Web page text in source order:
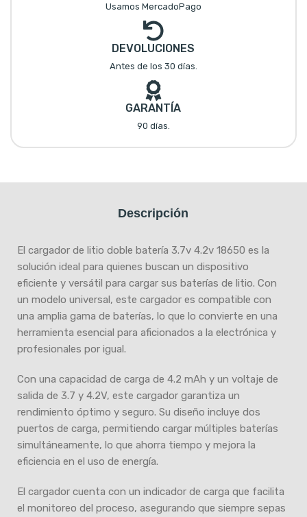
Usamos MercadoPago
DEVOLUCIONES
Antes de los 30 días.
GARANTÍA
90 días.
Descripción
El cargador de litio doble batería 3.7v 4.2v 18650 es la
solución ideal para quienes buscan un dispositivo
eficiente y versátil para cargar sus baterías de litio. Con
un modelo universal, este cargador es compatible con
una amplia gama de baterías, lo que lo convierte en una
herramienta esencial para aficionados a la electrónica y
profesionales por igual.
Con una capacidad de carga de 4.2 mAh y un voltaje de
salida de 3.7 y 4.2V, este cargador garantiza un
rendimiento óptimo y seguro. Su diseño incluye dos
puertos de carga, permitiendo cargar múltiples baterías
simultáneamente, lo que ahorra tiempo y mejora la
eficiencia en el uso de energía.
El cargador cuenta con un indicador de carga que facilita
el monitoreo del proceso, asegurando que siempre sepas